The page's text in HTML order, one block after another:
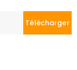
Télécharger